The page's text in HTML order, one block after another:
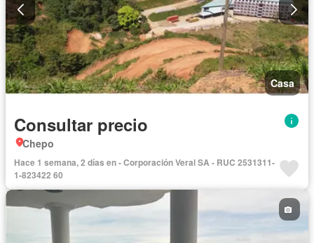
Casa
Consultar precio
Chepo
Hace 1 semana, 2 días en - Corporación Veral SA - RUC 2531311-
1-823422 60